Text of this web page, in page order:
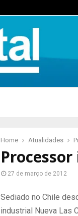
Home Atualidades
27 de março de 2012
Sediado no Chile
industrial Nueva Las